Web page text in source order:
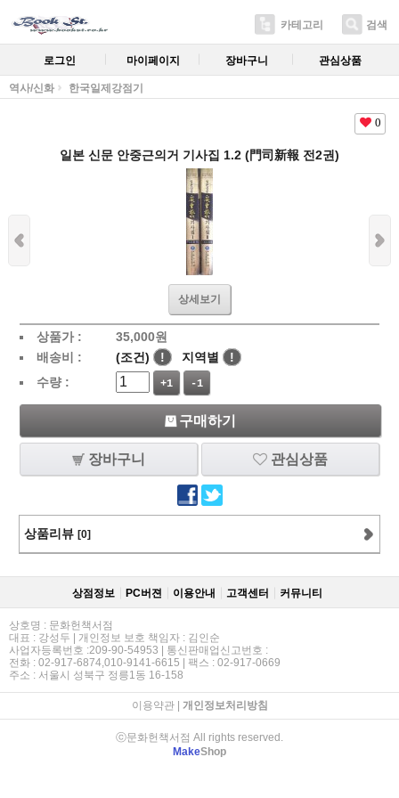
카테고리 검색
로그인 마이페이지 장바구니 관심상품
역사/신화 한국일제강점기
0
일본 신문 안중근의거 기사집 1.2 (門司新報 전2권)
상세보기
상품가 : 35,000원
배송비 :
(조건) ! 지역별
!
수량 :
+1 -1
구매하기
장바구니 관심상품
상품리뷰 [0]
상점정보 PC버젼 이용안내 고객센터 커뮤니티
상호명 : 문화헌책서점
대표 : 강성두 | 개인정보 보호 책임자 : 김인순
사업자등록번호 :209-90-54953 | 통신판매업신고번호 :
전화 : 02-917-6874,010-9141-6615 | 팩스 : 02-917-0669
주소 : 서울시 성북구 정릉1동 16-158
이용약관| 개인정보처리방침
ⓒ문화헌책서점 All rights reserved.
MakeShop